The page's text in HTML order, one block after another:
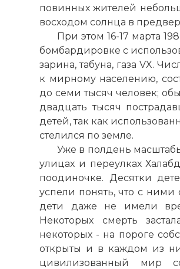
повинных жителей
восходом солнца в
При этом 16-17 марта
бомбардировке с
зарина, табуна, газа VX.
к мирному населению,
до семи тысяч человек;
двадцать тысяч
детей, так как
стелился по земле.
Уже в полдень
улицах и переулках
поодиночке. Десятки
успели понять, что с
дети даже не имели
Некоторых смерть
некоторых - на пороге
открыты и в каждом из
цивилизованный мир